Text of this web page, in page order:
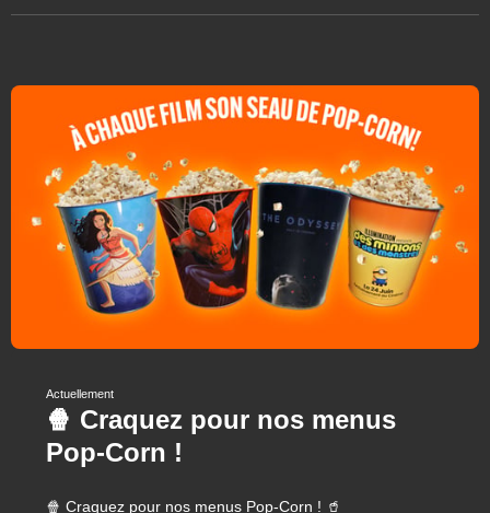
Actuellement
🍿 Craquez pour nos menus
Pop-Corn !
🍿 Craquez pour nos menus Pop-Corn ! 🥤